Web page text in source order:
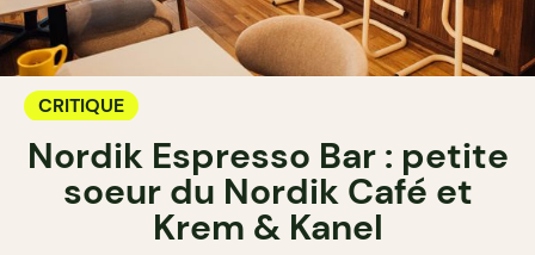
CRITIQUE
Nordik Espresso Bar : petite
soeur du Nordik Café et
Krem & Kanel